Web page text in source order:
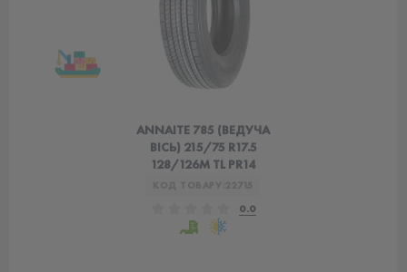
ANNAITE 785 (ВЕДУЧА
ВІСЬ) 215/75 R17.5
128/126М TL PR14
0.0